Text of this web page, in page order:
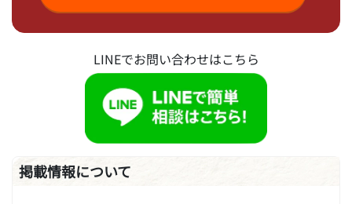
LINEでお問い合わせはこちら
掲載情報について